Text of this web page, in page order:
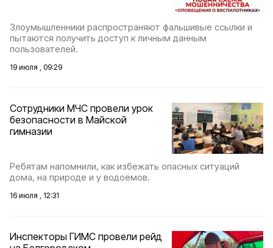
Злоумышленники распространяют фальшивые ссылки и
пытаются получить доступ к личным данным
пользователей.
19 июля , 09:29
Сотрудники МЧС провели урок
безопасности в Майской
гимназии
Ребятам напомнили, как избежать опасных ситуаций
дома, на природе и у водоёмов.
16 июля , 12:31
Инспекторы ГИМС провели рейд